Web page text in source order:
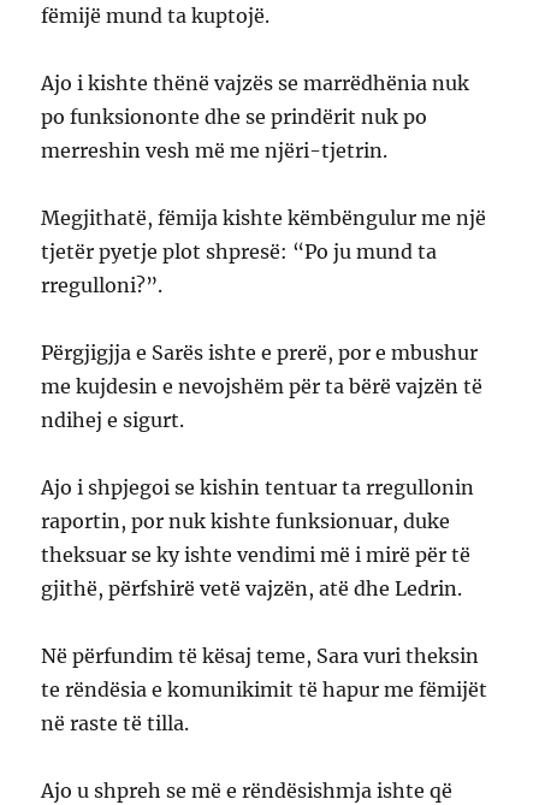
fëmijë mund ta kuptojë.
Ajo i kishte thënë vajzës se marrëdhënia nuk
po funksiononte dhe se prindërit nuk po
merreshin vesh më me njëri-tjetrin.
Megjithatë, fëmija kishte këmbëngulur me një
tjetër pyetje plot shpresë: “Po ju mund ta
rregulloni?”.
Përgjigjja e Sarës ishte e prerë, por e mbushur
me kujdesin e nevojshëm për ta bërë vajzën të
ndihej e sigurt.
Ajo i shpjegoi se kishin tentuar ta rregullonin
raportin, por nuk kishte funksionuar, duke
theksuar se ky ishte vendimi më i mirë për të
gjithë, përfshirë vetë vajzën, atë dhe Ledrin.
Në përfundim të kësaj teme, Sara vuri theksin
te rëndësia e komunikimit të hapur me fëmijët
në raste të tilla.
Ajo u shpreh se më e rëndësishmja ishte që